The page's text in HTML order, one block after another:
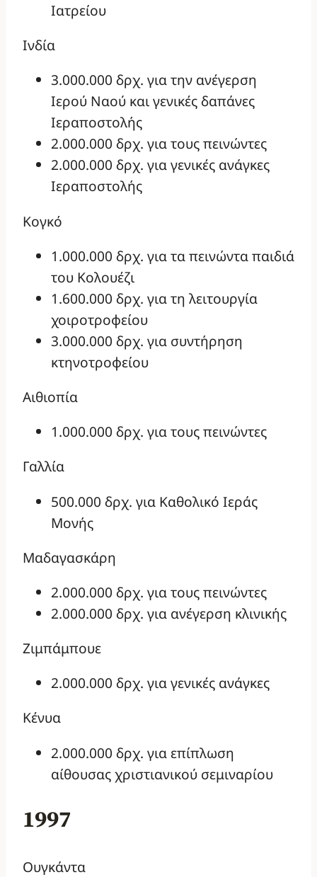
Ιατρείου
Ινδία
3.000.000 δρχ. για την ανέγερση
Ιερού Ναού και γενικές δαπάνες
Ιεραποστολής
2.000.000 δρχ. για τους πεινώντες
2.000.000 δρχ. για γενικές ανάγκες
Ιεραποστολής
Κογκό
1.000.000 δρχ. για τα πεινώντα παιδιά
του Κολουέζι
1.600.000 δρχ. για τη λειτουργία
χοιροτροφείου
3.000.000 δρχ. για συντήρηση
κτηνοτροφείου
Αιθιοπία
1.000.000 δρχ. για τους πεινώντες
Γαλλία
500.000 δρχ. για Καθολικό Ιεράς
Μονής
Μαδαγασκάρη
2.000.000 δρχ. για τους πεινώντες
2.000.000 δρχ. για ανέγερση κλινικής
Ζιμπάμπουε
2.000.000 δρχ. για γενικές ανάγκες
Κένυα
2.000.000 δρχ. για επίπλωση
αίθουσας χριστιανικού σεμιναρίου
1997
Ουγκάντα